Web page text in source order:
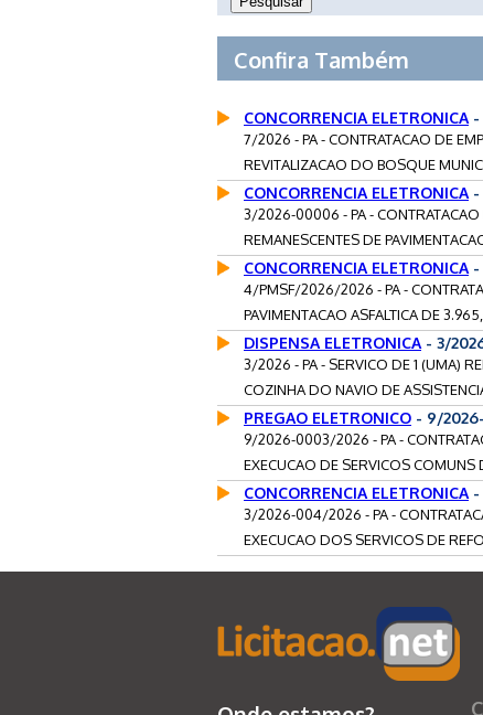
Confira Também
CONCORRENCIA ELETRONICA -
7/2026 - PA - CONTRATACAO DE
REVITALIZACAO DO BOSQUE
CONCORRENCIA ELETRONICA -
3/2026-00006 - PA - CONTRATACAO
REMANESCENTES DE
CONCORRENCIA ELETRONICA -
4/PMSF/2026/2026 - PA -
PAVIMENTACAO ASFALTICA DE
DISPENSA ELETRONICA - 3/
3/2026 - PA - SERVICO DE 1 (UMA)
COZINHA DO NAVIO DE
PREGAO ELETRONICO - 9/
9/2026-0003/2026 - PA -
EXECUCAO DE SERVICOS COMUNS
CONCORRENCIA ELETRONICA -
3/2026-004/2026 - PA -
EXECUCAO DOS SERVICOS DE